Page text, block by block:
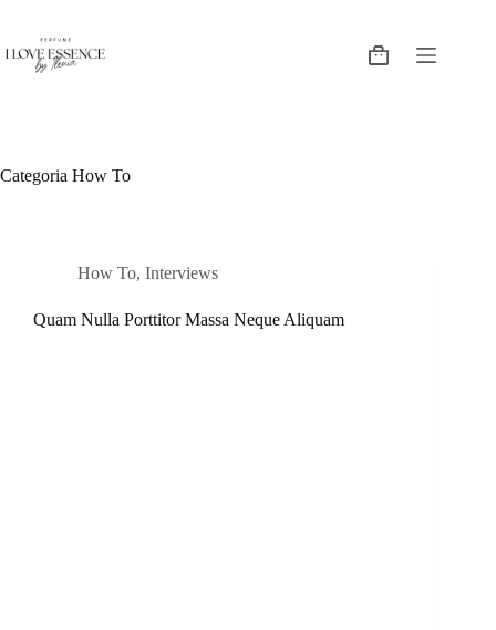
Categoria How To
How To, Interviews
Quam Nulla Porttitor Massa Neque Aliquam